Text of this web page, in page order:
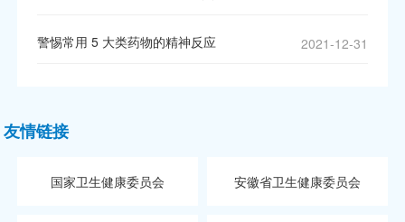
警惕常用 5 大类药物的精神反应 2021-12-31
友情链接
国家卫生健康委员会 安徽省卫生健康委员会